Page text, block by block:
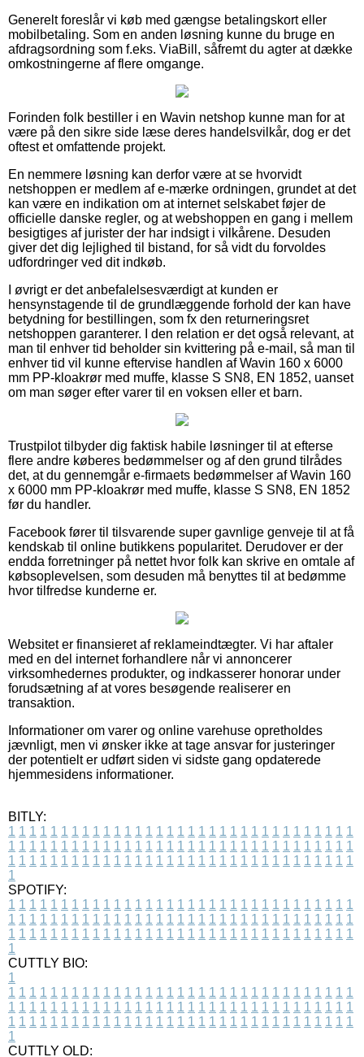
Generelt foreslår vi køb med gængse betalingskort eller
mobilbetaling. Som en anden løsning kunne du bruge en
afdragsordning som f.eks. ViaBill, såfremt du agter at dække
omkostningerne af flere omgange.
Forinden folk bestiller i en Wavin netshop kunne man for at
være på den sikre side læse deres handelsvilkår, dog er det
oftest et omfattende projekt.
En nemmere løsning kan derfor være at se hvorvidt
netshoppen er medlem af e-mærke ordningen, grundet at det
kan være en indikation om at internet selskabet føjer de
officielle danske regler, og at webshoppen en gang i mellem
besigtiges af jurister der har indsigt i vilkårene. Desuden
giver det dig lejlighed til bistand, for så vidt du forvoldes
udfordringer ved dit indkøb.
I øvrigt er det anbefalelsesværdigt at kunden er
hensynstagende til de grundlæggende forhold der kan have
betydning for bestillingen, som fx den returneringsret
netshoppen garanterer. I den relation er det også relevant, at
man til enhver tid beholder sin kvittering på e-mail, så man til
enhver tid vil kunne eftervise handlen af Wavin 160 x 6000
mm PP-kloakrør med muffe, klasse S SN8, EN 1852, uanset
om man søger efter varer til en voksen eller et barn.
Trustpilot tilbyder dig faktisk habile løsninger til at efterse
flere andre køberes bedømmelser og af den grund tilrådes
det, at du gennemgår e-firmaets bedømmelser af Wavin 160
x 6000 mm PP-kloakrør med muffe, klasse S SN8, EN 1852
før du handler.
Facebook fører til tilsvarende super gavnlige genveje til at få
kendskab til online butikkens popularitet. Derudover er der
endda forretninger på nettet hvor folk kan skrive en omtale af
købsoplevelsen, som desuden må benyttes til at bedømme
hvor tilfredse kunderne er.
Websitet er finansieret af reklameindtægter. Vi har aftaler
med en del internet forhandlere når vi annoncerer
virksomhedernes produkter, og indkasserer honorar under
forudsætning af at vores besøgende realiserer en
transaktion.
Informationer om varer og online varehuse opretholdes
jævnligt, men vi ønsker ikke at tage ansvar for justeringer
der potentielt er udført siden vi sidste gang opdaterede
hjemmesidens informationer.
BITLY:
1 1 1 1 1 1 1 1 1 1 1 1 1 1 1 1 1 1 1 1 1 1 1 1 1 1 1 1 1 1 1 1 1
1 1 1 1 1 1 1 1 1 1 1 1 1 1 1 1 1 1 1 1 1 1 1 1 1 1 1 1 1 1 1 1 1
1 1 1 1 1 1 1 1 1 1 1 1 1 1 1 1 1 1 1 1 1 1 1 1 1 1 1 1 1 1 1 1 1
1
SPOTIFY:
1 1 1 1 1 1 1 1 1 1 1 1 1 1 1 1 1 1 1 1 1 1 1 1 1 1 1 1 1 1 1 1 1
1 1 1 1 1 1 1 1 1 1 1 1 1 1 1 1 1 1 1 1 1 1 1 1 1 1 1 1 1 1 1 1 1
1 1 1 1 1 1 1 1 1 1 1 1 1 1 1 1 1 1 1 1 1 1 1 1 1 1 1 1 1 1 1 1 1
1
CUTTLY BIO:
1
1 1 1 1 1 1 1 1 1 1 1 1 1 1 1 1 1 1 1 1 1 1 1 1 1 1 1 1 1 1 1 1 1
1 1 1 1 1 1 1 1 1 1 1 1 1 1 1 1 1 1 1 1 1 1 1 1 1 1 1 1 1 1 1 1 1
1 1 1 1 1 1 1 1 1 1 1 1 1 1 1 1 1 1 1 1 1 1 1 1 1 1 1 1 1 1 1 1 1
1
CUTTLY OLD: